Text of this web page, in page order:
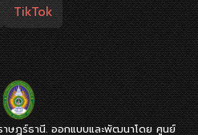
TikTok
ษฎร์ธานี. ออกแบบและพัฒนาโดย ศูนย์